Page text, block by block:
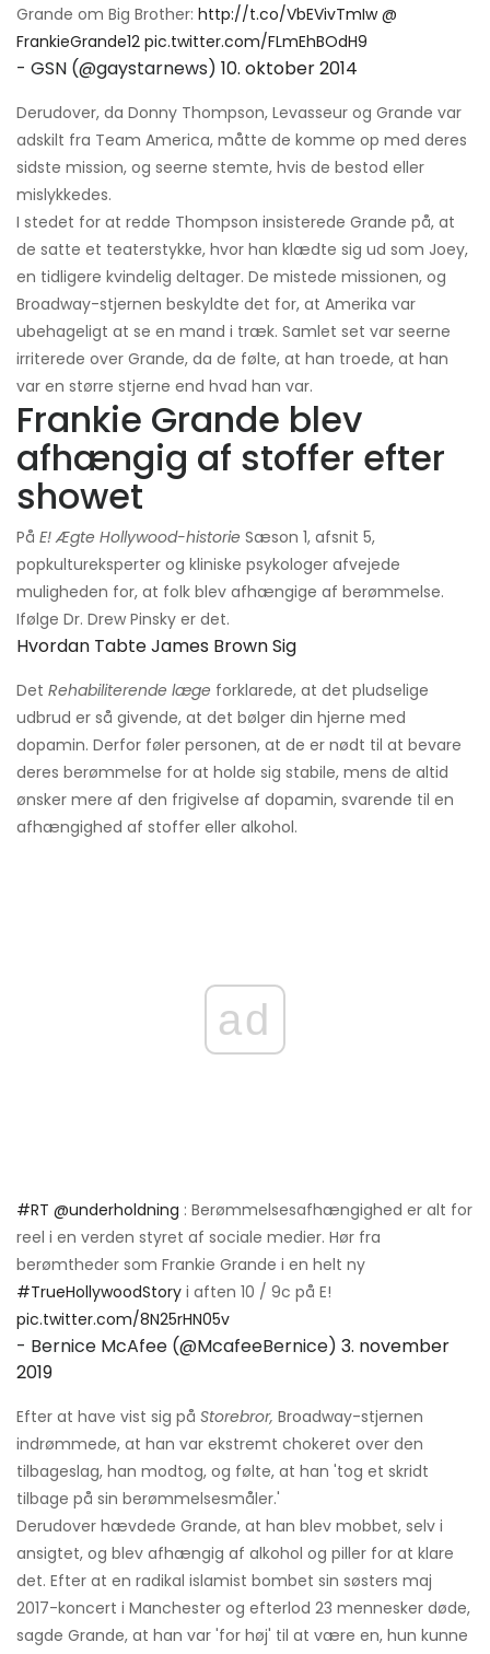
Grande om Big Brother: http://t.co/VbEVivTmIw @
FrankieGrande12 pic.twitter.com/FLmEhBOdH9
- GSN (@gaystarnews) 10. oktober 2014
Derudover, da Donny Thompson, Levasseur og Grande var
adskilt fra Team America, måtte de komme op med deres
sidste mission, og seerne stemte, hvis de bestod eller
mislykkedes.
I stedet for at redde Thompson insisterede Grande på, at
de satte et teaterstykke, hvor han klædte sig ud som Joey,
en tidligere kvindelig deltager. De mistede missionen, og
Broadway-stjernen beskyldte det for, at Amerika var
ubehageligt at se en mand i træk. Samlet set var seerne
irriterede over Grande, da de følte, at han troede, at han
var en større stjerne end hvad han var.
Frankie Grande blev
afhængig af stoffer efter
showet
På E! Ægte Hollywood-historie Sæson 1, afsnit 5,
popkultureksperter og kliniske psykologer afvejede
muligheden for, at folk blev afhængige af berømmelse.
Ifølge Dr. Drew Pinsky er det.
Hvordan Tabte James Brown Sig
Det Rehabiliterende læge forklarede, at det pludselige
udbrud er så givende, at det bølger din hjerne med
dopamin. Derfor føler personen, at de er nødt til at bevare
deres berømmelse for at holde sig stabile, mens de altid
ønsker mere af den frigivelse af dopamin, svarende til en
afhængighed af stoffer eller alkohol.
ad
#RT @underholdning : Berømmelsesafhængighed er alt for
reel i en verden styret af sociale medier. Hør fra
berømtheder som Frankie Grande i en helt ny
#TrueHollywoodStory i aften 10 / 9c på E!
pic.twitter.com/8N25rHN05v
- Bernice McAfee (@McafeeBernice) 3. november
2019
Efter at have vist sig på Storebror, Broadway-stjernen
indrømmede, at han var ekstremt chokeret over den
tilbageslag, han modtog, og følte, at han 'tog et skridt
tilbage på sin berømmelsesmåler.'
Derudover hævdede Grande, at han blev mobbet, selv i
ansigtet, og blev afhængig af alkohol og piller for at klare
det. Efter at en radikal islamist bombet sin søsters maj
2017-koncert i Manchester og efterlod 23 mennesker døde,
sagde Grande, at han var 'for høj' til at være en, hun kunne